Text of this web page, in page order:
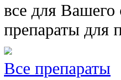
все для Вашего
препараты для
Все препараты